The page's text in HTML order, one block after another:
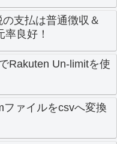
の支払は普通徴収＆
良好！
Rakuten Un-limitを使
ファイルをcsvへ変換